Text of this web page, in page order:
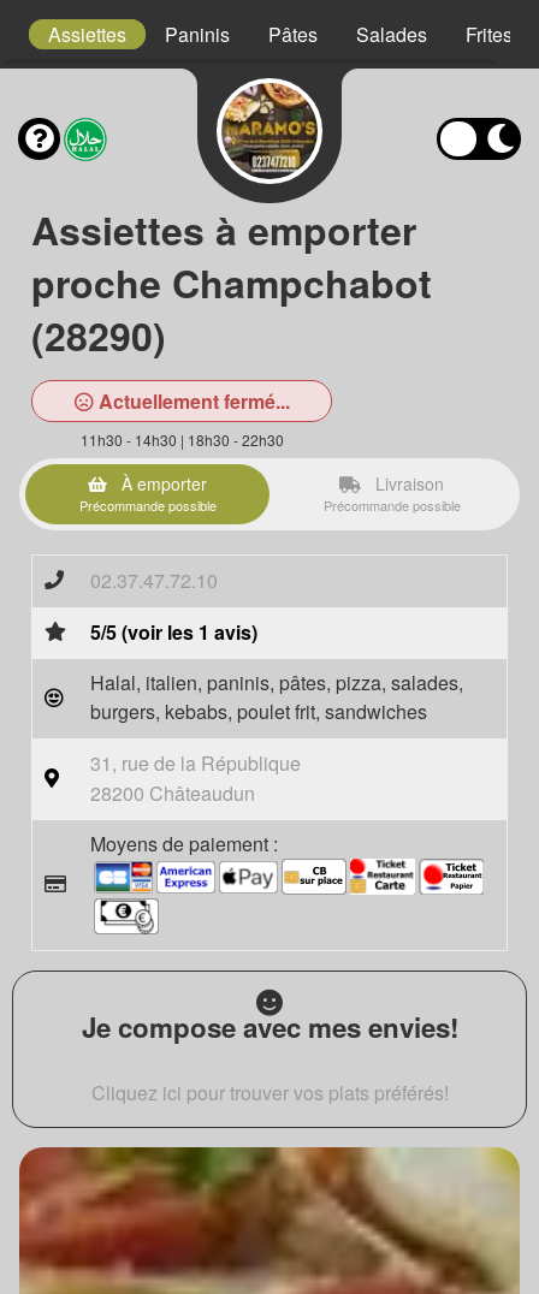
Assiettes Paninis Pâtes Salades Frites
Assiettes à emporter
proche Champchabot
(28290)
Actuellement fermé...
11h30 - 14h30 | 18h30 - 22h30
À emporter
Précommande possible
Livraison
Précommande possible
02.37.47.72.10
5/5 (voir les 1 avis)
Halal, italien, paninis, pâtes, pizza, salades,
burgers, kebabs, poulet frit, sandwiches
31, rue de la République
28200 Châteaudun
Moyens de paiement :
Je compose avec mes envies!
Cliquez ici pour trouver vos plats préférés!